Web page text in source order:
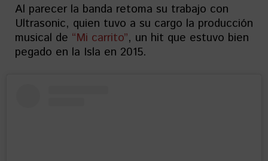
Al parecer la banda retoma su trabajo con
Ultrasonic, quien tuvo a su cargo la producción
musical de “Mi carrito”, un hit que estuvo bien
pegado en la Isla en 2015.